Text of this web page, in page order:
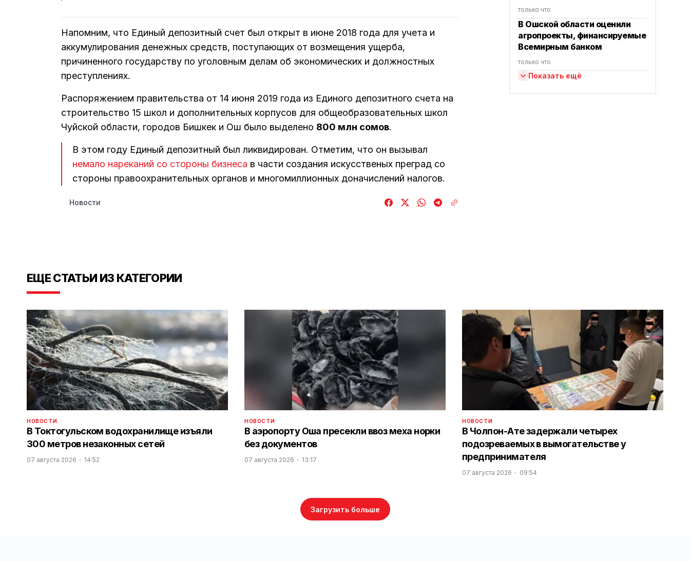
Напомним, что Единый депозитный счет был открыт в июне 2018 года для учета и
аккумулирования денежных средств, поступающих от возмещения ущерба,
причиненного государству по уголовным делам об экономических и должностных
преступлениях.
Распоряжением правительства от 14 июня 2019 года из Единого депозитного счета на
строительство 15 школ и дополнительных корпусов для общеобразовательных школ
Чуйской области, городов Бишкек и Ош было выделено 800 млн сомов.
В этом году Единый депозитный был ликвидирован. Отметим, что он вызывал
немало нареканий со стороны бизнеса в части создания искусственых преград со
стороны правоохранительных органов и многомиллионных доначислений налогов.
Новости
только что
В Ошской области оценили
агропроекты, финансируемые
Всемирным банком
только что
Показать ещё
ЕЩЕ СТАТЬИ ИЗ КАТЕГОРИИ
НОВОСТИ
В Токтогульском водохранилище изъяли
300 метров незаконных сетей
07 августа 2026 14:52
НОВОСТИ
В аэропорту Оша пресекли ввоз меха норки
без документов
07 августа 2026 13:17
НОВОСТИ
В Чолпон-Ате задержали четырех
подозреваемых в вымогательстве у
предпринимателя
07 августа 2026 09:54
Загрузить больше